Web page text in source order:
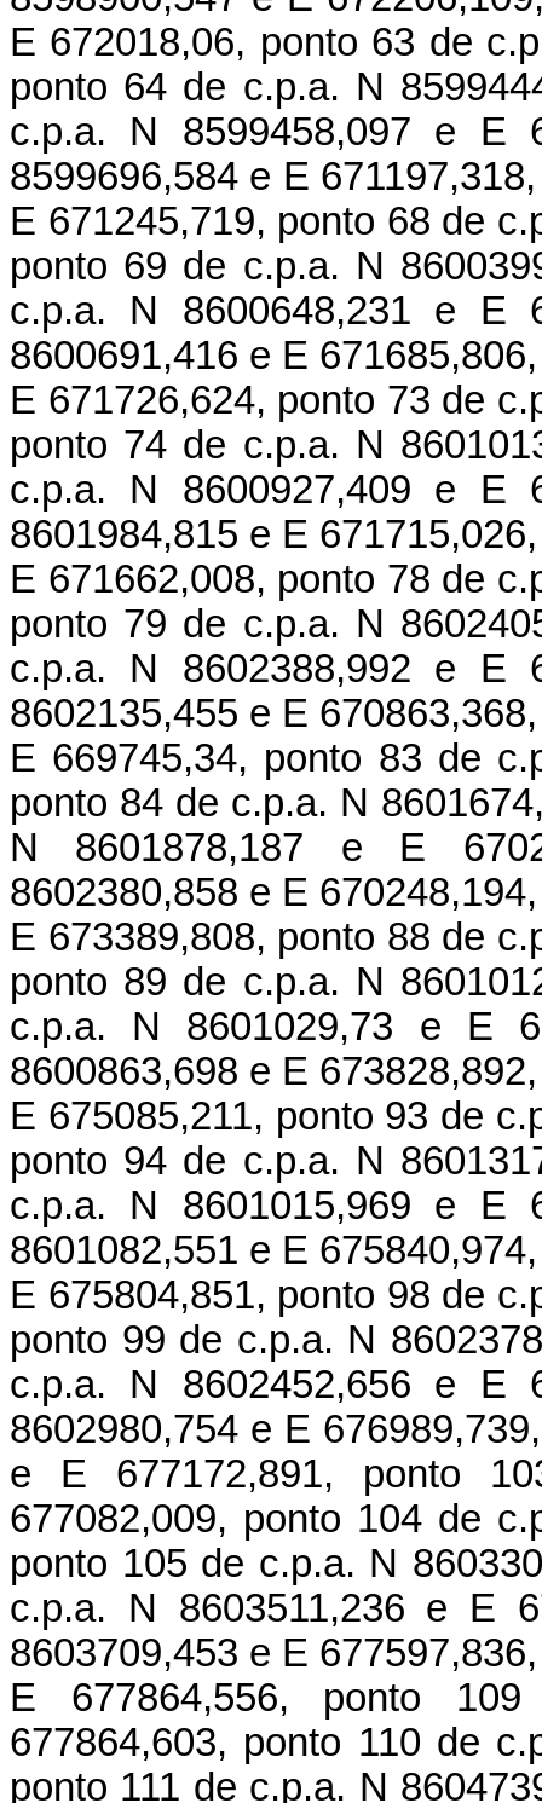
E 672018,06, ponto 63 de
ponto 64 de c.p.a. N
c.p.a. N 8599458,097 e E
8599696,584 e E
E 671245,719, ponto 68 de
ponto 69 de c.p.a. N
c.p.a. N 8600648,231 e E
8600691,416 e E
E 671726,624, ponto 73 de
ponto 74 de c.p.a. N
c.p.a. N 8600927,409 e E
8601984,815 e E
E 671662,008, ponto 78 de
ponto 79 de c.p.a. N
c.p.a. N 8602388,992 e E
8602135,455 e E
E 669745,34, ponto 83 de
ponto 84 de c.p.a. N
N 8601878,187 e E
8602380,858 e E
E 673389,808, ponto 88 de
ponto 89 de c.p.a. N
c.p.a. N 8601029,73 e E
8600863,698 e E
E 675085,211, ponto 93 de
ponto 94 de c.p.a. N
c.p.a. N 8601015,969 e E
8601082,551 e E
E 675804,851, ponto 98 de
ponto 99 de c.p.a. N
c.p.a. N 8602452,656 e E
8602980,754 e E
e E 677172,891, ponto
677082,009, ponto 104 de
ponto 105 de c.p.a. N
c.p.a. N 8603511,236 e E
8603709,453 e E
E 677864,556, ponto
677864,603, ponto 110 de
ponto 111 de c.p.a. N